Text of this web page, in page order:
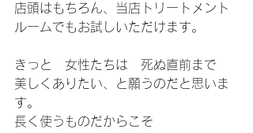
店頭はもちろん、当店トリートメント
ルームでもお試しいただけます。
きっと　女性たちは　死ぬ直前まで
美しくありたい、と願うのだと思いま
す。
長く使うものだからこそ